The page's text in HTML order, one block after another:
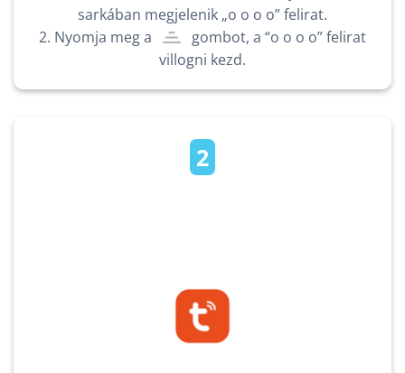
sarkában megjelenik „o o o o” felirat.
2. Nyomja meg a
gombot, a “o o o o” felirat
villogni kezd.
2